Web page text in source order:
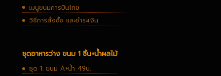
เมนูขนมการบินไทย
วิธีการสั่งซื้อ และชำระเงิน
ชุดอาหารว่าง ขนม 1 ชิ้น+น้ำผลไม้
ชุด 1. ขนม A+น้ำ 49บ.